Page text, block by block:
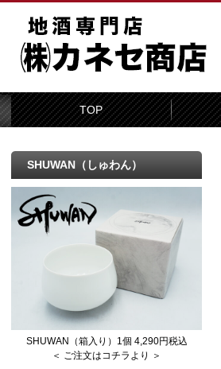
TOP
SHUWAN（しゅわん）
SHUWAN（箱入り）1個 4,290円税込
＜ ご注文はコチラより ＞